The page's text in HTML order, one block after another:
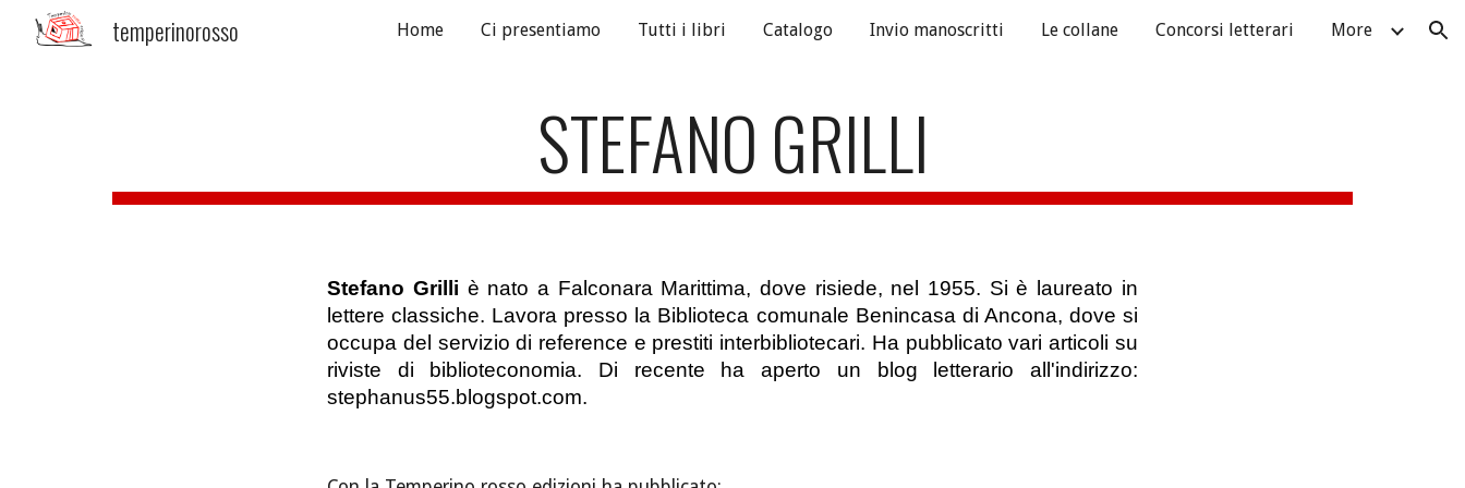
Skip to main content Skip to navigation
temperinorosso Home Ci presentiamo Tutti i libri Catalogo Invio manoscritti Le collane Concorsi letterari More
STEFANO GRILLI
Stefano Grilli è nato a Falconara Marittima, dove risiede, nel 1955. Si è laureato in
lettere classiche. Lavora presso la Biblioteca comunale Benincasa di Ancona, dove si
occupa del servizio di reference e prestiti interbibliotecari. Ha pubblicato vari articoli su
riviste di biblioteconomia. Di recente ha aperto un blog letterario all'indirizzo:
stephanus55.blogspot.com.